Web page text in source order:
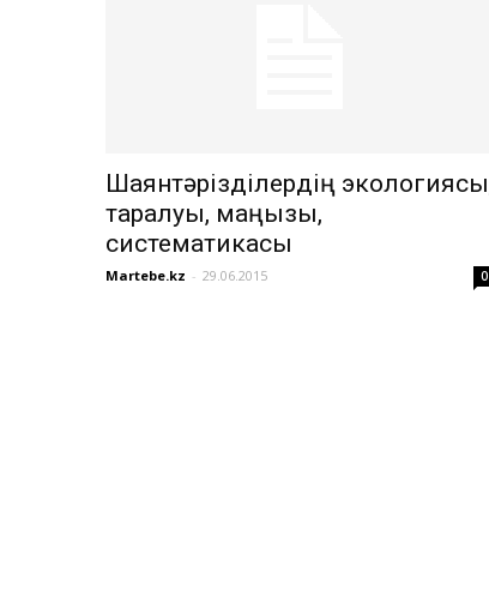
Шаянтәрізділердің
таралуы, маңызы,
систематикасы
Martebe.kz - 29.06.2015 0